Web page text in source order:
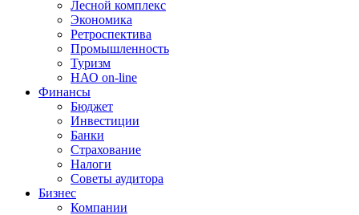
Лесной комплекс
Экономика
Ретроспектива
Промышленность
Туризм
НАО on-line
Финансы
Бюджет
Инвестиции
Банки
Страхование
Налоги
Советы аудитора
Бизнес
Компании